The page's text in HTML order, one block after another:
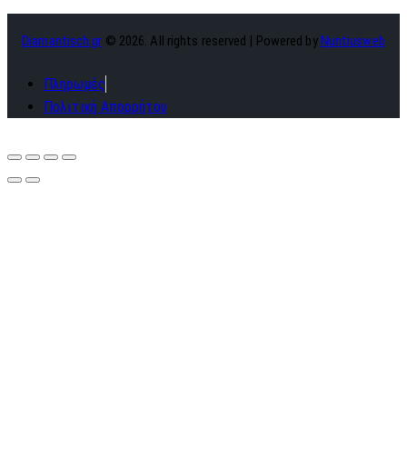
Diamantisch.gr © 2026. All rights reserved | Powered by Nuntiusweb
Πληρωμές
Πολιτική Απορρήτου